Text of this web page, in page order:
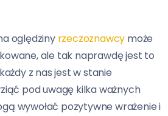
oględziny rzeczoznawcy może
ale tak naprawdę jest to
z nas jest w stanie
pod uwagę kilka ważnych
wywołać pozytywne wrażenie i